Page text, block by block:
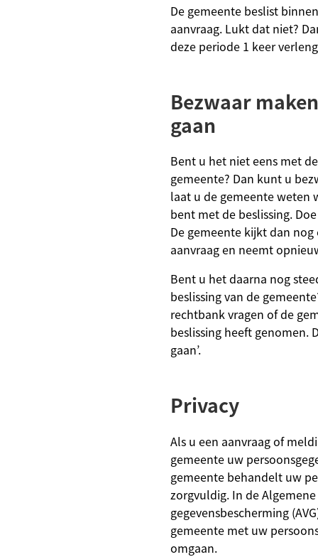
De gemeente beslist
aanvraag. Lukt dat niet?
deze periode 1 keer
Bezwaar
gaan
Bent u het niet eens met
gemeente? Dan kunt u
laat u de gemeente weten
bent met de beslissing.
De gemeente kijkt dan
aanvraag en neemt
Bent u het daarna nog
beslissing van de
rechtbank vragen of de
beslissing heeft genomen.
gaan’.
Privacy
Als u een aanvraag of
gemeente uw
gemeente behandelt uw
zorgvuldig. In de
gegevensbescherming
gemeente met uw
omgaan.